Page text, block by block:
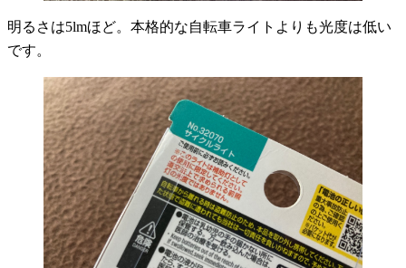
明るさは5lmほど。本格的な自転車ライトよりも光度は低い
です。